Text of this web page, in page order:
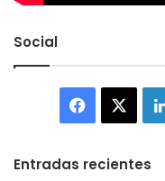
Social
Facebook
Entradas recientes